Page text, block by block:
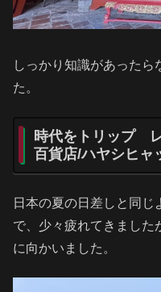
しっかり知識があったら
た。
時代をトリップ
百貨店/ハヤシヒャ
日本の夏の日差しと同
で、少々疲れてきました
に向かいました。